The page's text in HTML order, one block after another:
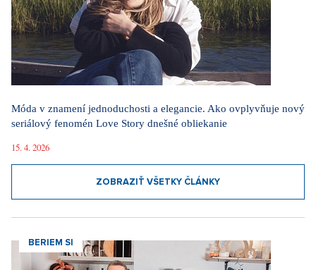
Móda v znamení jednoduchosti a elegancie. Ako ovplyvňuje nový
seriálový fenomén Love Story dnešné obliekanie
15. 4. 2026
ZOBRAZIŤ VŠETKY ČLÁNKY
BERIEM SI